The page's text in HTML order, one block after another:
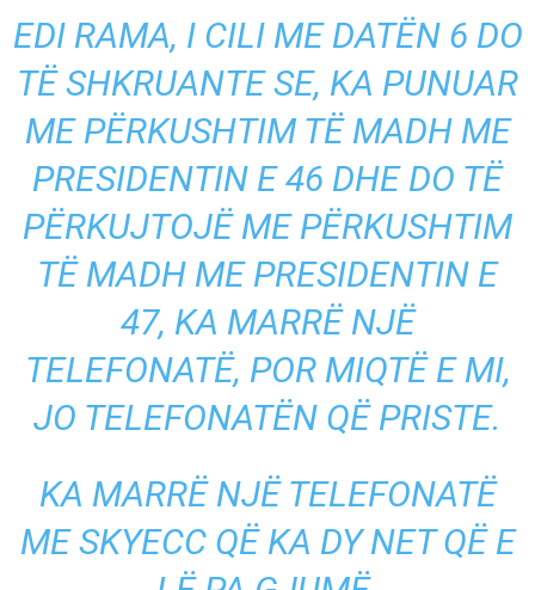
EDI RAMA, I CILI ME DATËN 6 DO
TË SHKRUANTE SE, KA PUNUAR
ME PËRKUSHTIM TË MADH ME
PRESIDENTIN E 46 DHE DO TË
PËRKUJTOJË ME PËRKUSHTIM
TË MADH ME PRESIDENTIN E
47, KA MARRË NJË
TELEFONATË, POR MIQTË E MI,
JO TELEFONATËN QË PRISTE.
KA MARRË NJË TELEFONATË
ME SKYECC QË KA DY NET QË E